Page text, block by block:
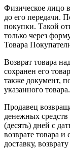
Физическое лицо
до его передачи.
покупки. Такой
только через
Товара
Возврат товара
сохранен его
также документ,
указанного товара.
Продавец
денежных средств
(десять) дней с
возврате товара и
доставку,